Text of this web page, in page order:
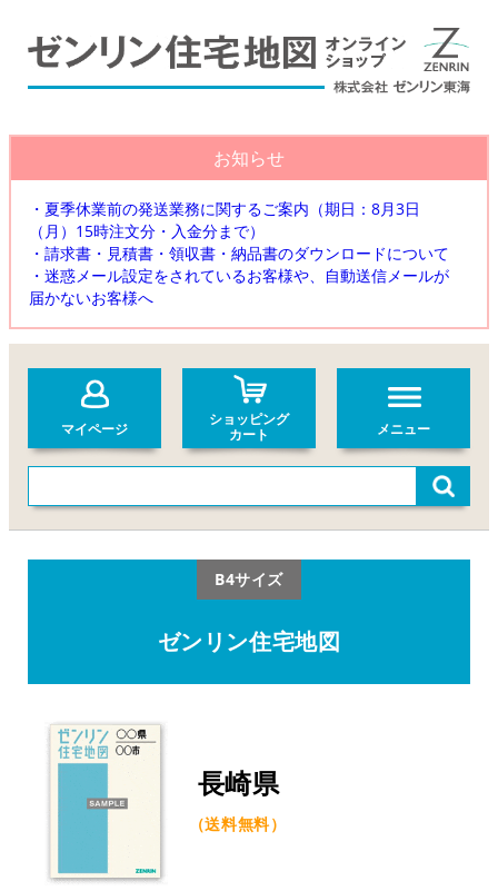
お知らせ
・夏季休業前の発送業務に関するご案内（期日：8月3日
（月）15時注文分・入金分まで）
・請求書・見積書・領収書・納品書のダウンロードについて
・迷惑メール設定をされているお客様や、自動送信メールが
届かないお客様へ
マイページ
ショッピング
カート
メニュー
B4サイズ
ゼンリン住宅地図
長崎県
（送料無料）